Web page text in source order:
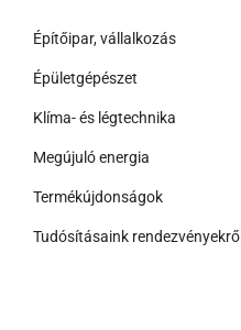
Építőipar, vállalkozás
Épületgépészet
Klíma- és légtechnika
Megújuló energia
Termékújdonságok
Tudósításaink rendezvényekről